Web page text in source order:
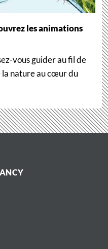
les animations
vous guider au fil de
nature au cœur du